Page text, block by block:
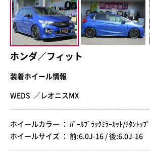
ホンダ／フィット
装着ホイール情報
WEDS ／レオニスMX
ホイールカラー ： ﾊﾟｰﾙﾌﾞﾗｯｸﾐﾗｰｶｯﾄ/ﾁﾀﾝﾄｯﾌﾟ
ホイールサイズ ： 前:6.0J-16 / 後:6.0J-16